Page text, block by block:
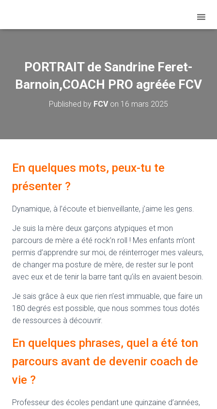
PORTRAIT de Sandrine Feret-
Barnoin,COACH PRO agréée FCV
Published by FCVon 16 mars 2025
En quelques mots, peux-tu te
présenter ?
Dynamique, à l’écoute et bienveillante, j’aime les gens.
Je suis la mère deux garçons atypiques et mon
parcours de mère a été rock’n roll ! Mes enfants m’ont
permis d’apprendre sur moi, de réinterroger mes valeurs,
de changer ma posture de mère, de rester sur le pont
avec eux et de tenir la barre tant qu’ils en avaient besoin.
Je sais grâce à eux que rien n’est immuable, que faire un
180 degrés est possible, que nous sommes tous dotés
de ressources à découvrir.
En quelques phrases, quel a été ton
parcours avant de devenir coach de
vie ?
Professeur des écoles pendant une quinzaine d’années,